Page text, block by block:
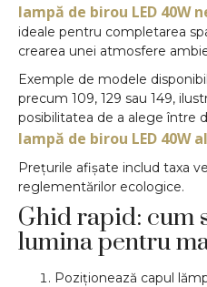
lampă de birou LED 40W
ideale pentru completarea
crearea unei atmosfere
Exemple de modele
precum 109, 129 sau 149,
posibilitatea de a alege între
lampă de birou LED 40W
Prețurile afișate includ taxa
reglementărilor ecologice.
Ghid rapid: cum
lumina pentru
Poziționează capul